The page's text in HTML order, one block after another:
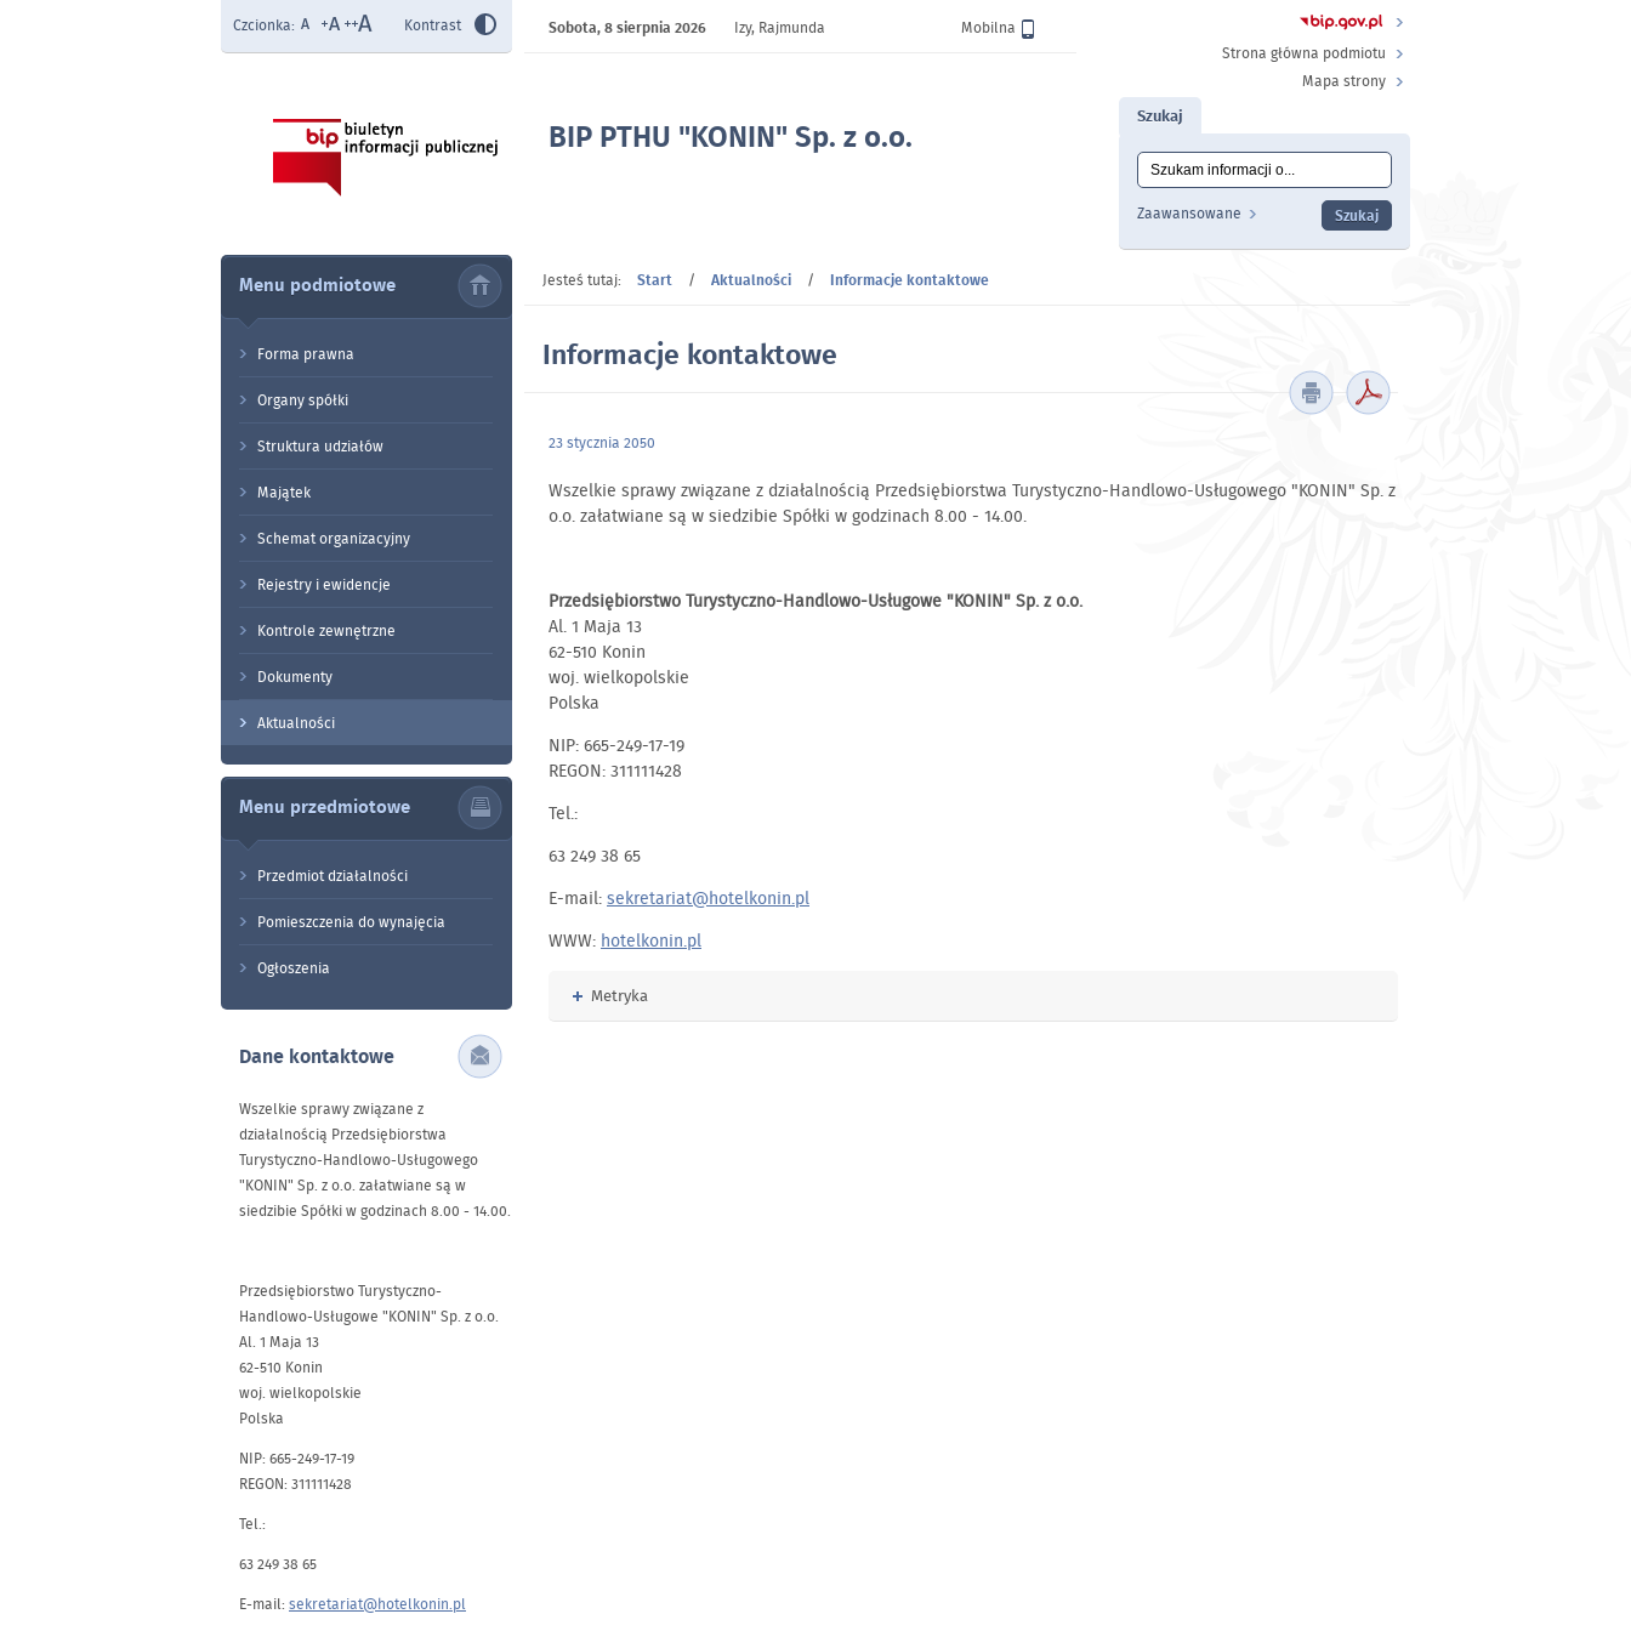
BIP PTHU "KONIN" Sp. z o.o.
Czcionka: Kontrast Wersja
Mobilna
Sobota,8 sierpnia 2026
Izy, Rajmunda
Strona główna podmiotu
Mapa strony
Szukaj
Wyszukiwanie
Zaawansowane
Menu podmiotowe
Forma prawna
Organy spółki
Struktura udziałów
Majątek
Schemat organizacyjny
Rejestry i ewidencje
Kontrole zewnętrzne
Dokumenty
Aktualności
Menu przedmiotowe
Przedmiot działalności
Pomieszczenia do wynajęcia
Ogłoszenia
Dane kontaktowe
Wszelkie sprawy związane z
działalnością Przedsiębiorstwa
Turystyczno-Handlowo-Usługowego
"KONIN" Sp. z o.o. załatwiane są w
siedzibie Spółki w godzinach 8.00 - 14.00.
Przedsiębiorstwo Turystyczno-
Handlowo-Usługowe "KONIN" Sp. z o.o.
Al. 1 Maja 13
62-510 Konin
woj. wielkopolskie
Polska
NIP: 665-249-17-19
REGON: 311111428
Tel.:
63 249 38 65
E-mail: sekretariat@hotelkonin.pl
Jesteś tutaj: Start / Aktualności / Informacje kontaktowe
Informacje kontaktowe
23 stycznia 2050
Wszelkie sprawy związane z działalnością Przedsiębiorstwa Turystyczno-Handlowo-Usługowego "KONIN" Sp. z
o.o. załatwiane są w siedzibie Spółki w godzinach 8.00 - 14.00.
Przedsiębiorstwo Turystyczno-Handlowo-Usługowe "KONIN" Sp. z o.o.
Al. 1 Maja 13
62-510 Konin
woj. wielkopolskie
Polska
NIP: 665-249-17-19
REGON: 311111428
Tel.:
63 249 38 65
E-mail: sekretariat@hotelkonin.pl
WWW: hotelkonin.pl
Rozwiń
Metryka